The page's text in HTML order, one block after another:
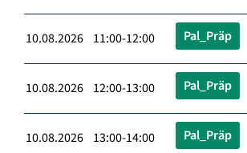
10.08.2026 11:00-12:00 Pal_Präp
10.08.2026 12:00-13:00 Pal_Präp
10.08.2026 13:00-14:00 Pal_Präp